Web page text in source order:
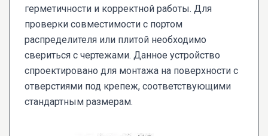
герметичности и корректной работы. Для
проверки совместимости с портом
распределителя или плитой необходимо
свериться с чертежами. Данное устройство
спроектировано для монтажа на поверхности с
отверстиями под крепеж, соответствующими
стандартным размерам.